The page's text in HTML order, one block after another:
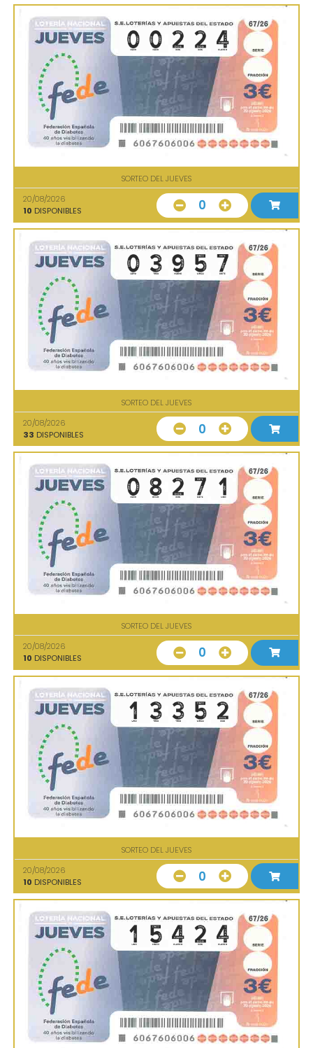
SORTEO DEL JUEVES
20/08/2026
10 DISPONIBLES 0
SORTEO DEL JUEVES
20/08/2026
33 DISPONIBLES 0
SORTEO DEL JUEVES
20/08/2026
10 DISPONIBLES 0
SORTEO DEL JUEVES
20/08/2026
10 DISPONIBLES 0